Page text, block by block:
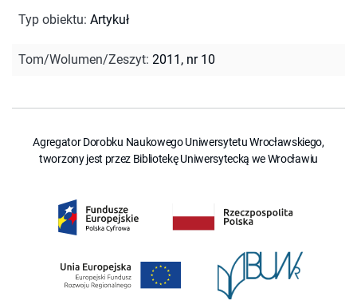
Typ obiektu: Artykuł
Tom/Wolumen/Zeszyt: 2011, nr 10
Agregator Dorobku Naukowego Uniwersytetu Wrocławskiego,
tworzony jest przez Bibliotekę Uniwersytecką we Wrocławiu